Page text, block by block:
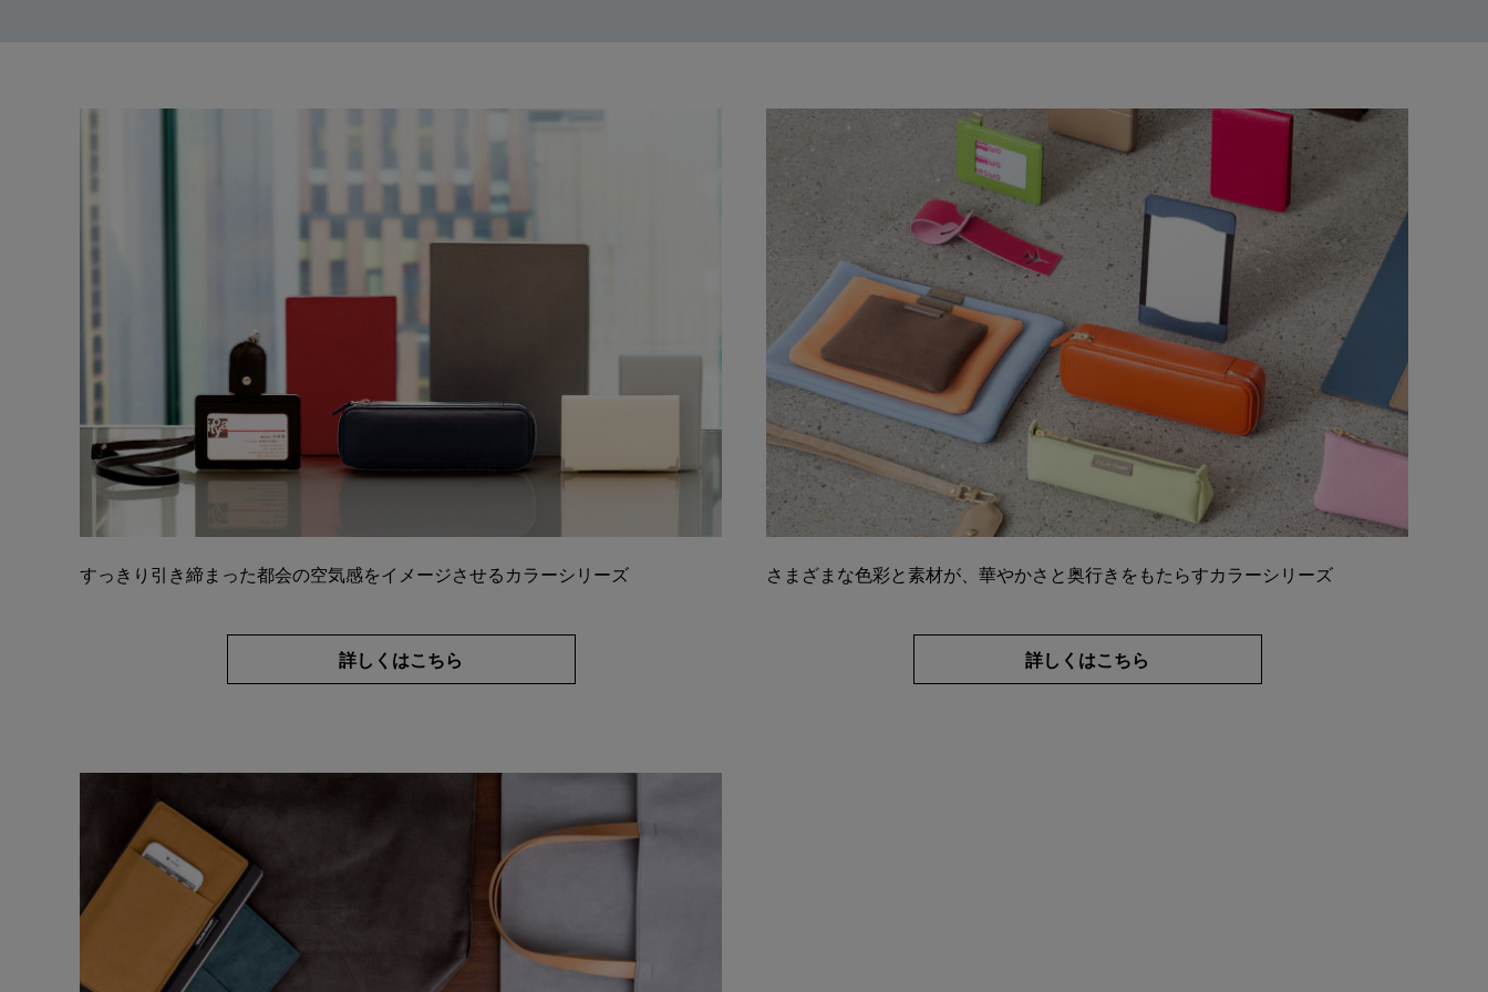
すっきり引き締まった都会の空気感をイメージさせるカラーシリーズ
詳しくはこちら
さまざまな色彩と素材が、華やかさと奥行きをもたらすカラーシリーズ
詳しくはこちら